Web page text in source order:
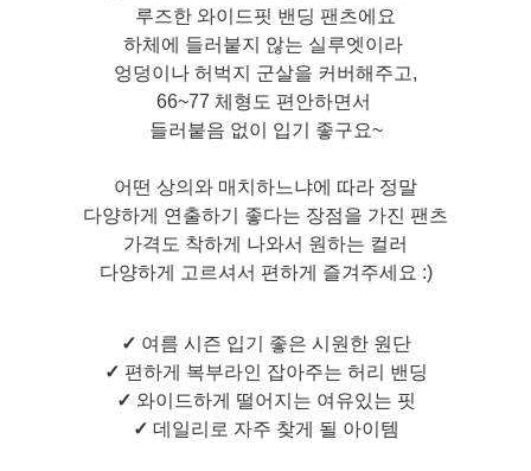
루즈한 와이드핏 밴딩 팬츠에요
하체에 들러붙지 않는 실루엣이라
엉덩이나 허벅지 군살을 커버해주고,
66~77 체형도 편안하면서
들러붙음 없이 입기 좋구요~
어떤 상의와 매치하느냐에 따라 정말
다양하게 연출하기 좋다는 장점을 가진 팬츠
가격도 착하게 나와서 원하는 컬러
다양하게 고르셔서 편하게 즐겨주세요 :)
✓ 여름 시즌 입기 좋은 시원한 원단
✓ 편하게 복부라인 잡아주는 허리 밴딩
✓ 와이드하게 떨어지는 여유있는 핏
✓ 데일리로 자주 찾게 될 아이템